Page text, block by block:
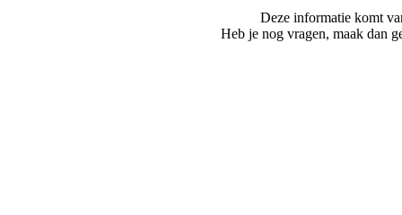
Deze informatie komt
Heb je nog vragen, maak dan